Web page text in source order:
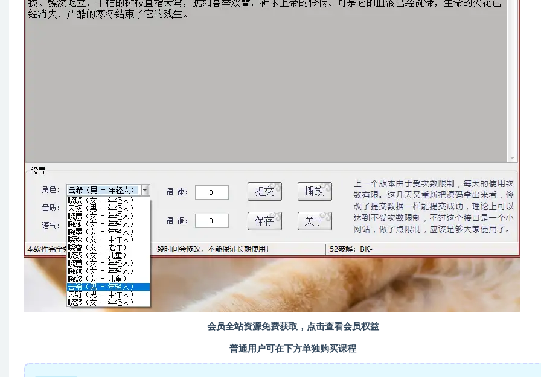
会员全站资源免费获取，点击查看会员权益
普通用户可在下方单独购买课程